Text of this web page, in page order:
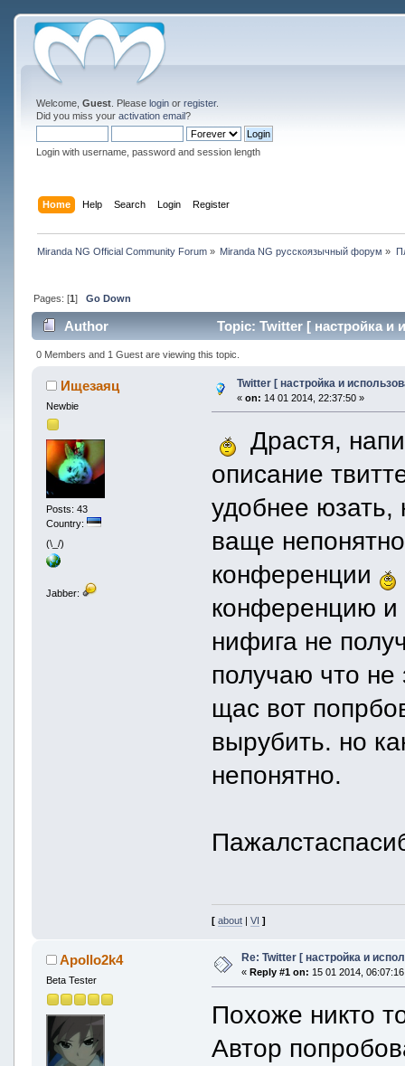
Welcome, Guest. Please loginor register.
Did you miss your activation email?
Login with username, password and session length
Home Help Search Login Register
Miranda NG Official Community Forum» Miranda NG русскоязычный форум »
Pages: [1] Go Down
Author Topic: Twitter [ настройка и
0 Members and 1 Guest are viewing this topic.
Ищезаяц
Newbie
Posts: 43
Country:
(\_/)
Jabber:
Twitter [ настройка и
« on: 14 01 2014, 22:37:50 »
Драстя,
описание
удобнее юзать,
ваще
конференции
конференцию и
нифига не
получаю что
щас вот
вырубить. но
непонятно.
[ about |VI ]
Apollo2k4
Beta Tester
Re: Twitter [ настройка и
« Reply #1 on: 15 01 2014,
Похоже никто
Автор